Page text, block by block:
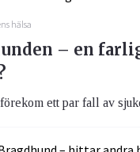
hälsa
– en
ett par fall av